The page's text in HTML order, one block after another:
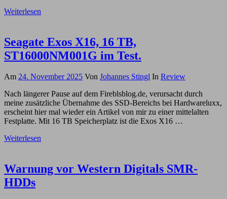
Weiterlesen
Seagate Exos X16, 16 TB,
ST16000NM001G im Test.
Am 24. November 2025 Von Johannes Stingl In Review
Nach längerer Pause auf dem Fireblsblog.de, verursacht durch
meine zusätzliche Übernahme des SSD-Bereichs bei Hardwareluxx,
erscheint hier mal wieder ein Artikel von mir zu einer mittelalten
Festplatte. Mit 16 TB Speicherplatz ist die Exos X16 …
Weiterlesen
Warnung vor Western Digitals SMR-
HDDs